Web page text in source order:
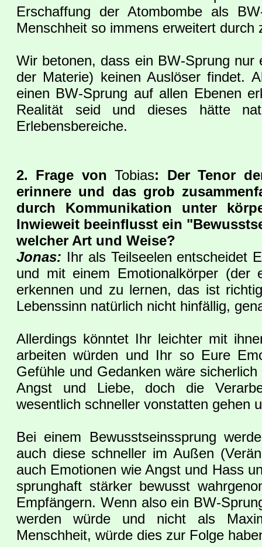
Erschaffung der Atombombe als
Menschheit so immens erweitert durch
Wir betonen, dass ein BW-Sprung
der Materie) keinen Auslöser findet.
einen BW-Sprung auf allen Ebenen
Realität seid und dieses hätte
Erlebensbereiche.
2. Frage vonTobias: Der Tenor
erinnere und das grob
durch Kommunikation unter
Inwieweit beeinflusst ein
welcher Art und Weise?
Jonas: Ihr als Teilseelen entscheidet
und mit einem Emotionalkörper
erkennen und zu lernen, das ist
Lebenssinn natürlich nicht hinfällig,
Allerdings könntet Ihr leichter mit
arbeiten würden und Ihr so Eure
Gefühle und Gedanken wäre
Angst und Liebe, doch die
wesentlich schneller vonstatten gehen
Bei einem Bewusstseinssprung
auch diese schneller im Außen
auch Emotionen wie Angst und Hass
sprunghaft stärker bewusst
Empfängern. Wenn also ein BW-
werden würde und nicht als
Menschheit, würde dies zur Folge